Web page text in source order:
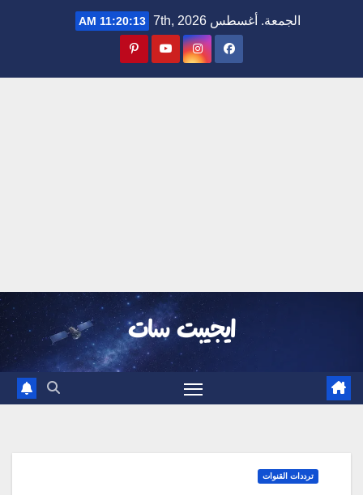
الجمعة. أغسطس 7th, 2026 11:20:14 AM
ايجيبت سات
ترددات القنوات